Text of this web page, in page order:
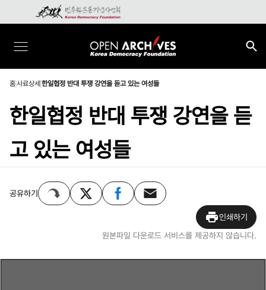
홈사료상세 한일협정 반대 투쟁 강연을 듣고 있는 여성들
한일협정 반대 투쟁 강연을 듣
고 있는 여성들
공유하기
인쇄하기
원본파일 다운로드 서비스를 제공하지 않습니다.